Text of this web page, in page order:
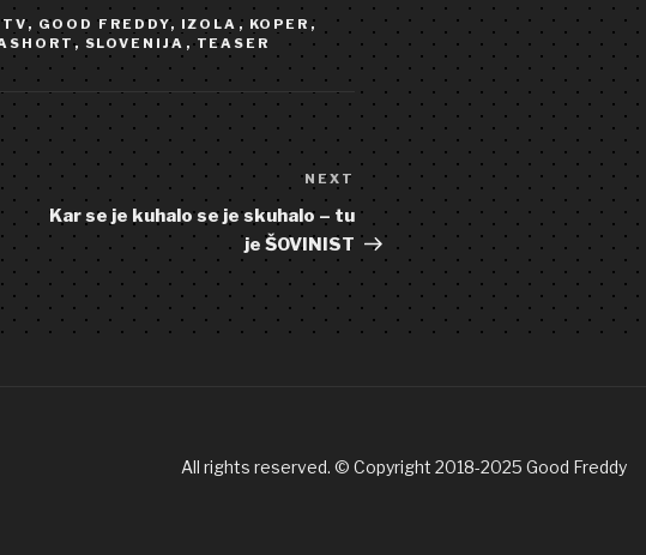
, GOOD FREDDY, IZOLA , KOPER ,
, SLOVENIJA ,TEASER
Next
Post
NEXT
Kar se je kuhalo se je skuhalo – tu
je ŠOVINIST
All rights reserved. © Copyright 2018-2025 Good Freddy